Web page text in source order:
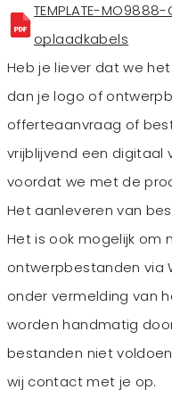
TEMPLATE-
oplaadkabels
Heb je liever dat we
dan je logo of
offerteaanvraag of
vrijblijvend een digitaal
voordat we met de
Het aanleveren van
Het is ook mogelijk om
ontwerpbestanden via
onder vermelding van
worden handmatig
bestanden niet
wij contact met je op.